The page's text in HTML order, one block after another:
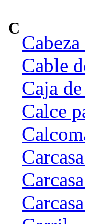
C
Cable
Caja
Calce